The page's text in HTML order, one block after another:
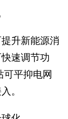
升新能源消
速调节功
可平抑电网
。